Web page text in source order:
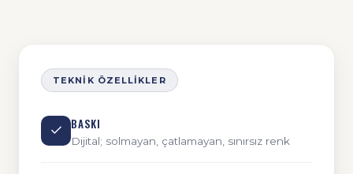
TEKNIK ÖZELLIKLER
BASKI
Dijital; solmayan, çatlamayan, sınırsız renk